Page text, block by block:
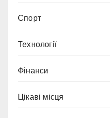
Спорт
Технології
Фінанси
Цікаві місця